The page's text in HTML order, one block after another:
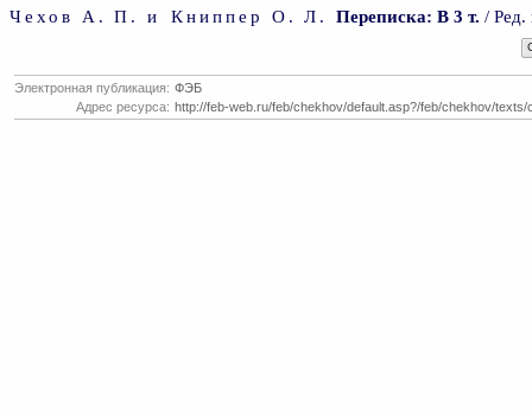
Чехов А. П.иКниппер О. Л.Переписка: В 3 т. /
Электронная публикация: ФЭБ
Адрес ресурса: http://feb-web.ru/feb/chekhov/default.asp?/feb/chekhov/texts/